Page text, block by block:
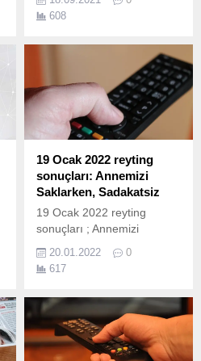
bir çok yapım ekranda
izleyicileri ile buluştu. İşte 18
Cumartesi Reyting
Sonuçları; Cumartesi günü
reyting sonuçları. Total, AB
ve 20+ABC1 olarak
ölçülen reyting sonuçlarına
göre sıralama belli oluyor.
18 Eylül Cumartesi Reyting
Sonuçları Açıklandımı? Belli
608
19 Ocak 2022 reyting
sonuçları: Annemizi
Saklarken, Sadakatsiz
19 Ocak 2022 reyting
sonuçları ; Annemizi
Kuruluş Osman, Evlilik
Hakkında Her Şey ve bir
izleyicileri ile buluştu. İşte 19
Ocak Çarşamba reyting
sonuçları; 19 Ocak reyting
sonuçları nasıl
20.01.2022
0
617